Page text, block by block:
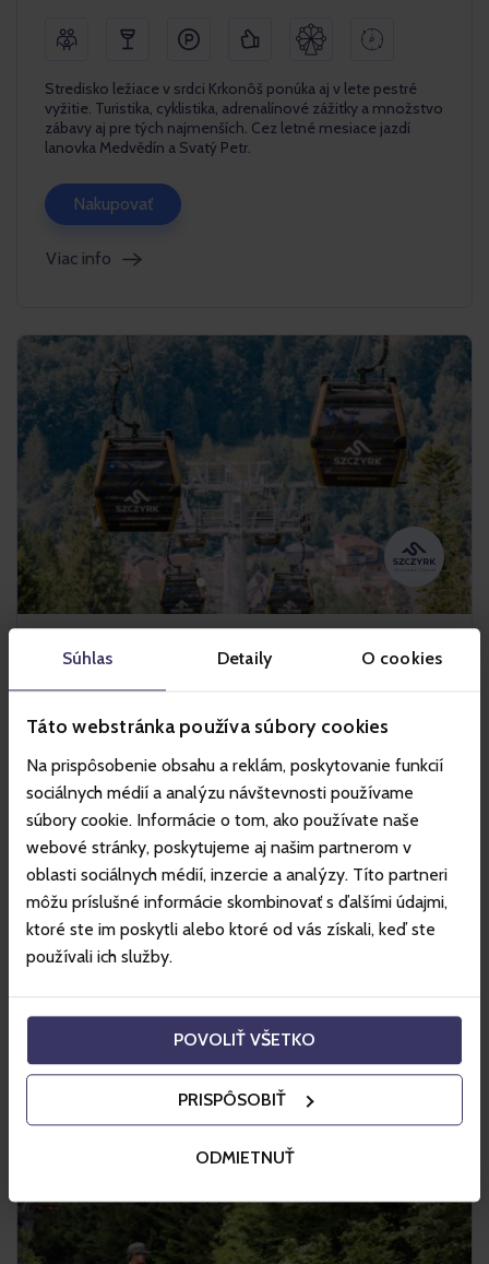
Súhlas Detaily O cookies
Táto webstránka používa súbory cookies
Na prispôsobenie obsahu a reklám, poskytovanie funkcií
sociálnych médií a analýzu návštevnosti používame
súbory cookie. Informácie o tom, ako používate naše
webové stránky, poskytujeme aj našim partnerom v
oblasti sociálnych médií, inzercie a analýzy. Títo partneri
môžu príslušné informácie skombinovať s ďalšími údajmi,
ktoré ste im poskytli alebo ktoré od vás získali, keď ste
používali ich služby.
POVOLIŤ VŠETKO
PRISPÔSOBIŤ
ODMIETNUŤ
Stredisko ležiace v srdci Krkonôš ponúka aj v lete pestré
vyžitie. Turistika, cyklistika, adrenalínové zážitky a množstvo
zábavy aj pre tých najmenších. Cez letné mesiace jazdí
lanovka Medvědín a Svatý Petr.
Nakupovať
Viac info
Szczyrk
cyklistických stredísk v Poľsku. Letná ponuka strediska
zahŕňa Szczyrk Bike Park by Trek s enduro traťami a je
ideálnym miestom pre rodinné horské túry a relax. Turistov
a cyklistov prepravujú pohodlné vleky: 10-miestna
kabínková lanovka a vyhliadková sedačková lanovka. V zime
ponúka viac ako 24 kilometrov rozmanitých lyžiarskych tratí
a moderné lanovky pre lyžiarov a snowboardistov.
Nakupovať
Viac info